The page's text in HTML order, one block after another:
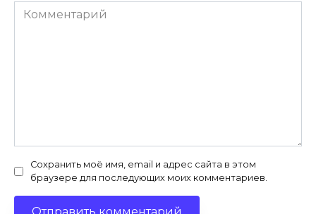
Комментарий
Сохранить моё имя, email и адрес сайта в этом
браузере для последующих моих комментариев.